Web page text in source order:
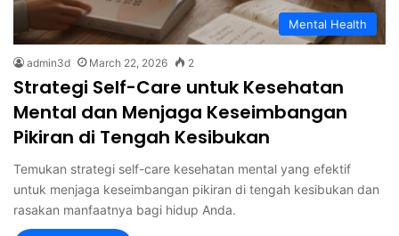
Mental Health
admin3d March 22, 2026 2
Strategi Self-Care untuk Kesehatan
Mental dan Menjaga Keseimbangan
Pikiran di Tengah Kesibukan
Temukan strategi self-care kesehatan mental yang efektif
untuk menjaga keseimbangan pikiran di tengah kesibukan dan
rasakan manfaatnya bagi hidup Anda.